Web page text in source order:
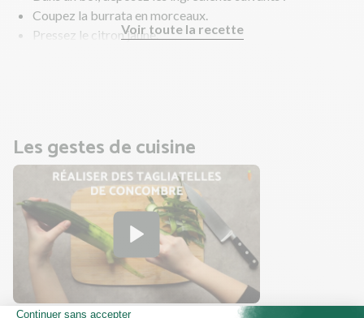
Coupez la burrata en morceaux.
Pressez le citron jaune.Voir toute la recette
Les gestes de cuisine